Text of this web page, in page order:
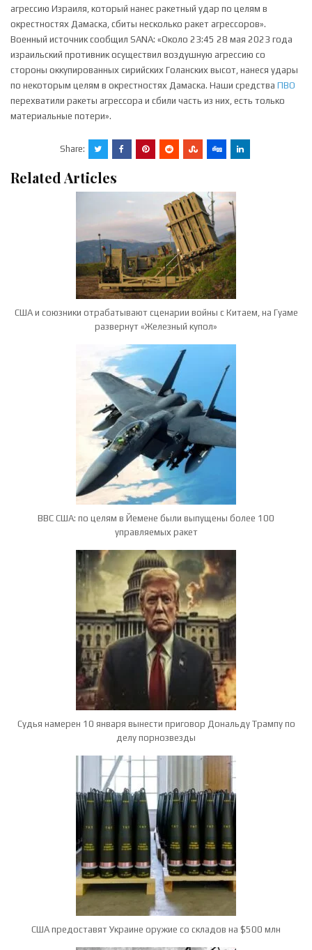
агрессию Израиля, который нанес ракетный удар по целям в
окрестностях Дамаска, сбиты несколько ракет агрессоров».
Военный источник сообщил SANA: «Около 23:45 28 мая 2023 года
израильский противник осуществил воздушную агрессию со
стороны оккупированных сирийских Голанских высот, нанеся удары
по некоторым целям в окрестностях Дамаска. Наши средства ПВО
перехватили ракеты агрессора и сбили часть из них, есть только
материальные потери».
Share:
Related Articles
США и союзники отрабатывают сценарии войны с Китаем, на Гуаме
развернут «Железный купол»
ВВС США: по целям в Йемене были выпущены более 100
управляемых ракет
Судья намерен 10 января вынести приговор Дональду Трампу по
делу порнозвезды
США предоставят Украине оружие со складов на $500 млн